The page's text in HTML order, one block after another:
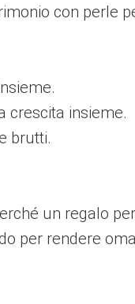
con perle
crescita insieme.
brutti.
un regalo
per rendere